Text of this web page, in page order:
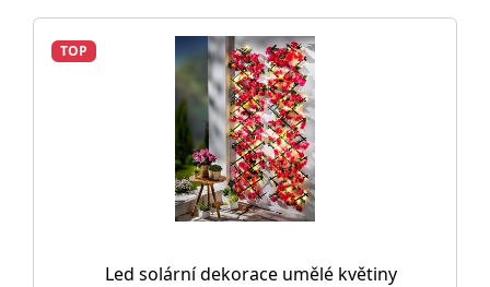
TOP
Led solární dekorace umělé květiny